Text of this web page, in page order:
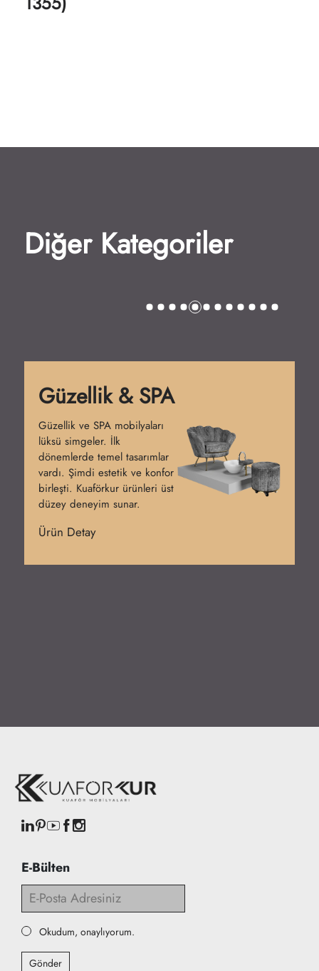
Diğer Kategoriler
Güzellik & SPA
Güzellik ve SPA mobilyaları
lüksü simgeler. İlk
dönemlerde temel tasarımlar
vardı. Şimdi estetik ve konfor
birleşti. Kuaförkur ürünleri üst
düzey deneyim sunar.
Ürün Detay
E-Bülten
Okudum, onaylıyorum.
Gönder